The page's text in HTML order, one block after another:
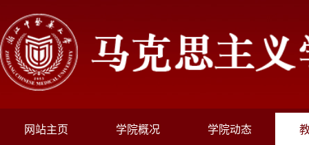
网站主页 学院概况 学院动态